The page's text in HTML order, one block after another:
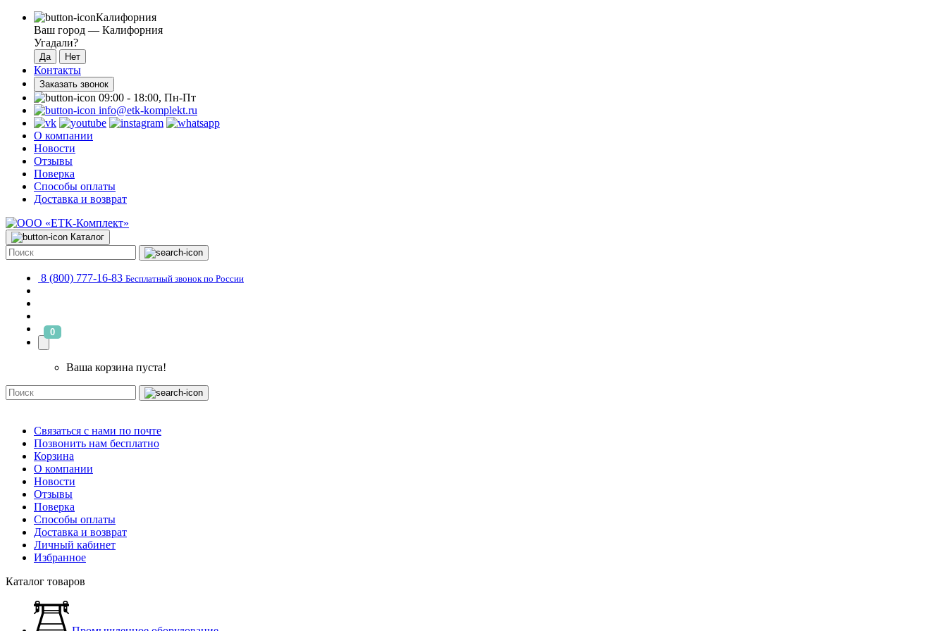
Калифорния
Ваш город — Калифорния
Угадали?
Контакты
Заказать звонок
09:00 - 18:00, Пн-Пт
info@etk-komplekt.ru
О компании
Новости
Отзывы
Поверка
Способы оплаты
Доставка и возврат
Каталог
8 (800) 777-16-83 Бесплатный звонок по России
0
Ваша корзина пуста!
Связаться с нами по почте
Позвонить нам бесплатно
Корзина
О компании
Новости
Отзывы
Поверка
Способы оплаты
Доставка и возврат
Личный кабинет
Избранное
Каталог товаров